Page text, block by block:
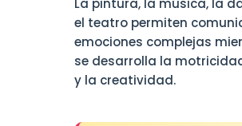
La pintura, la música, la
el teatro permiten
emociones complejas
se desarrolla la
y la creatividad.